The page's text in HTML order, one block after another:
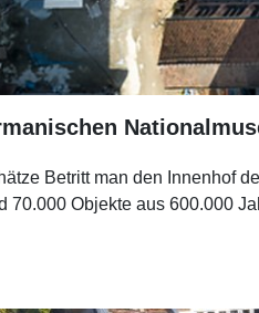
Betritt man den Innenhof
70.000 Objekte aus 600.000